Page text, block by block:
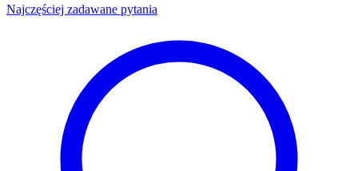
Najczęściej zadawane pytania